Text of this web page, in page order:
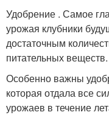
Удобрение . Самое
урожая клубники
достаточным
питательных веществ.
Особенно важны
которая отдала все
урожаев в течение